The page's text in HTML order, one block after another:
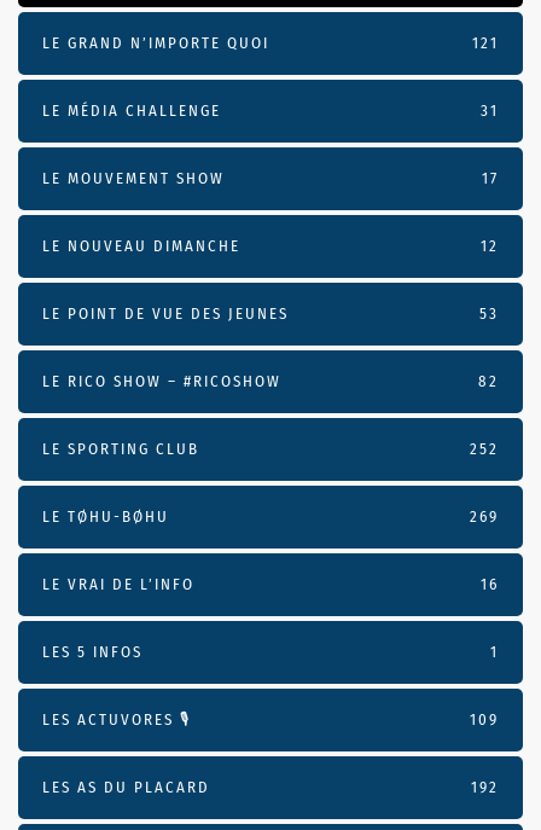
LE GRAND N’IMPORTE QUOI 121
LE MÉDIA CHALLENGE 31
LE MOUVEMENT SHOW 17
LE NOUVEAU DIMANCHE 12
LE POINT DE VUE DES JEUNES 53
LE RICO SHOW – #RICOSHOW 82
LE SPORTING CLUB 252
LE TØHU-BØHU 269
LE VRAI DE L’INFO 16
LES 5 INFOS 1
LES ACTUVORES 🎙 109
LES AS DU PLACARD 192